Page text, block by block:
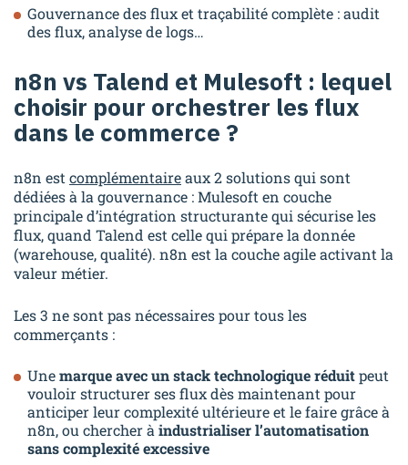
Gouvernance des flux et traçabilité complète : audit
des flux, analyse de logs…
n8n vs Talend et Mulesoft : lequel
choisir pour orchestrer les flux
dans le commerce ?
n8n est complémentaireaux 2 solutions qui sont
dédiées à la gouvernance : Mulesoft en couche
principale d’intégration structurante qui sécurise les
flux, quand Talend est celle qui prépare la donnée
(warehouse, qualité). n8n est la couche agileactivant la
valeur métier.
Les 3 ne sont pas nécessaires pour tous les
commerçants :
Unemarque avec un stack technologique réduitpeut
vouloir structurer ses flux dès maintenant pour
anticiper leur complexité ultérieure et le faire grâce à
n8n, ou chercher à industrialiser l’automatisation
sans complexité excessive